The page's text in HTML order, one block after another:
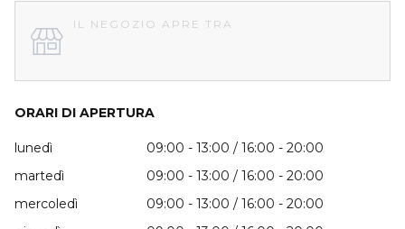
ORARI DI APERTURA
lunedì
09:00 - 13:00 / 16:00 - 20:00
martedì
09:00 - 13:00 / 16:00 - 20:00
mercoledì
09:00 - 13:00 / 16:00 - 20:00
IL NEGOZIO APRE TRA